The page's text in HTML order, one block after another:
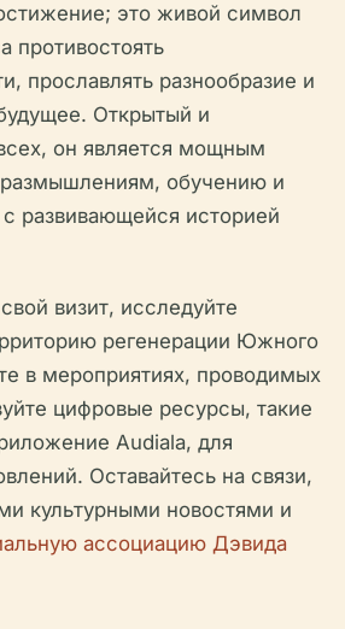
это живой символ
противостоять
прославлять разнообразие и
Открытый и
он является мощным
обучению и
развивающейся историей
визит, исследуйте
регенерации Южного
в мероприятиях, проводимых
цифровые ресурсы, такие
Audiala, для
Оставайтесь на связи,
культурными новостями и
ассоциацию Дэвида